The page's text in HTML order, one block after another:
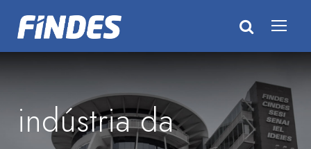
indústria da